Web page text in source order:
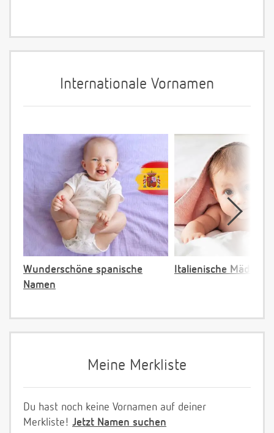
Internationale Vornamen
Wunderschöne spanische
Namen
Italienische
Meine Merkliste
Du hast noch keine Vornamen auf deiner
Merkliste! Jetzt Namen suchen